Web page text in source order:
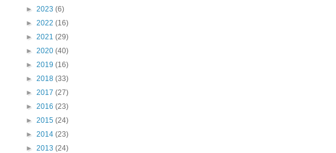
► 2023 (6)
► 2022 (16)
► 2021 (29)
► 2020 (40)
► 2019 (16)
► 2018 (33)
► 2017 (27)
► 2016 (23)
► 2015 (24)
► 2014 (23)
► 2013 (24)